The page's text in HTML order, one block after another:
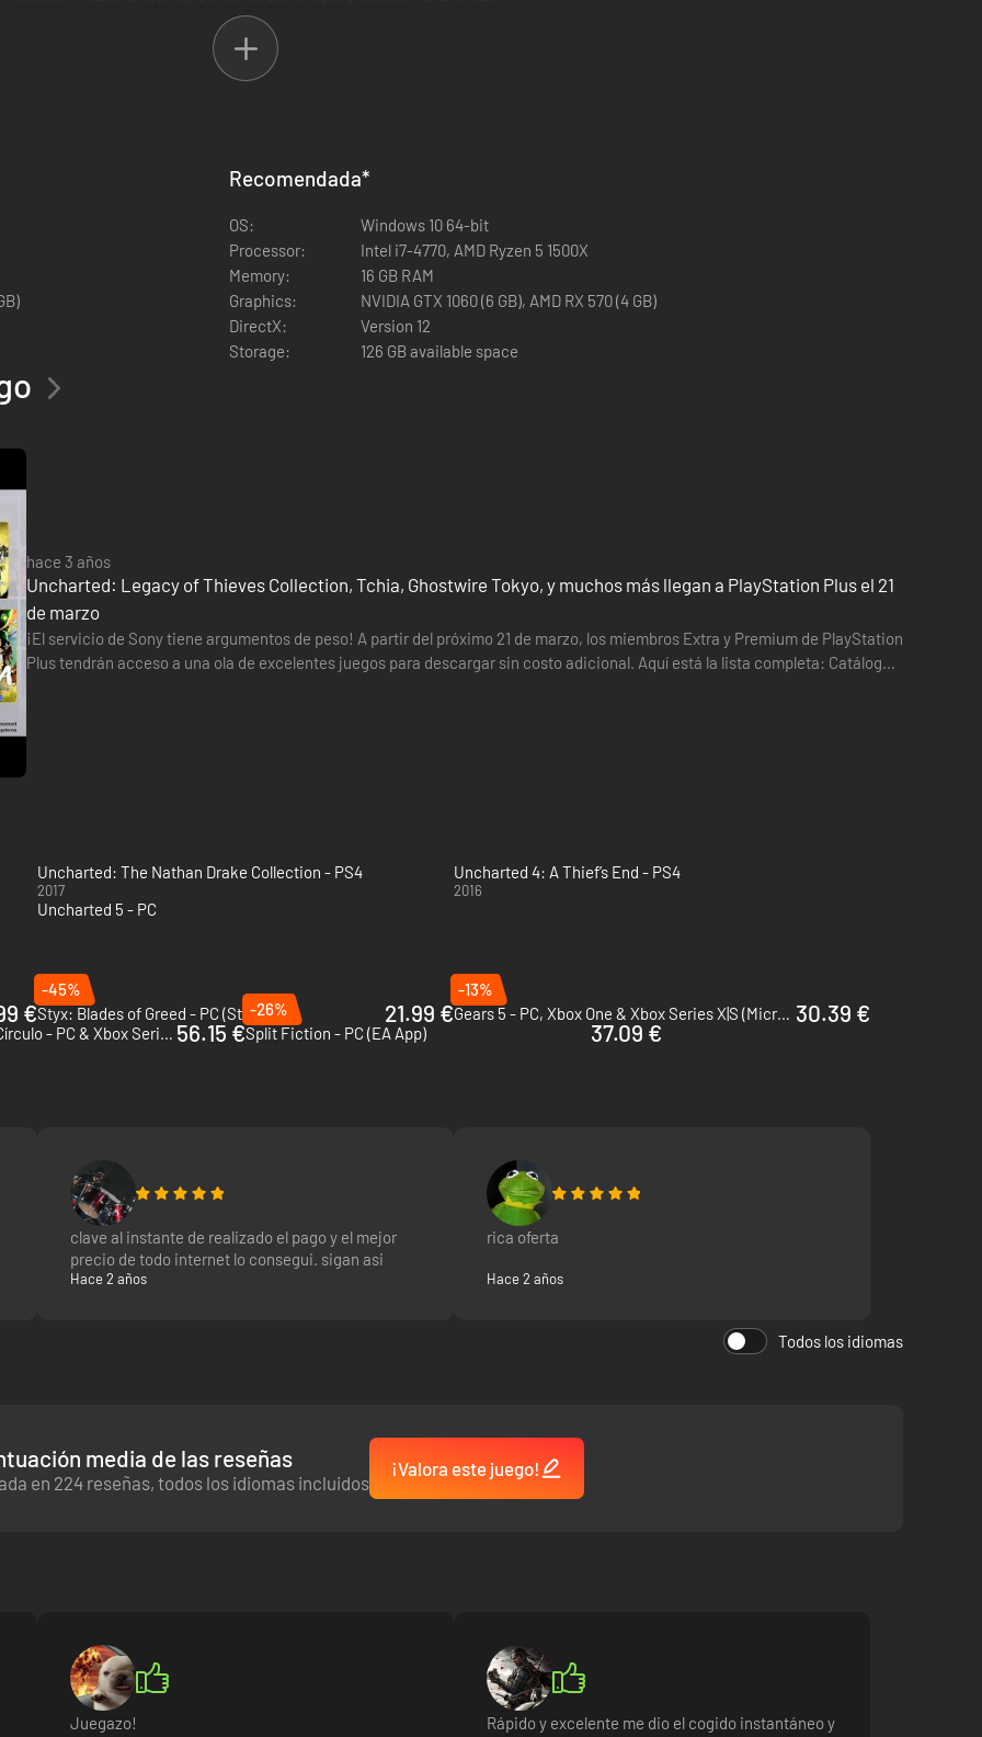
adaptativos del mando DualSense mediante conexión por cable al PC. Con reasignación completa de controles y
y una amplia gama de otros gamepads, así como teclado y ratón, podrás dejar tu huella en el mapa a tu manera.
la compatibilidad RGB para periféricos Razer Chroma y dispositivos compatibles con Chroma Link, así como para modelos
para PC, como una interfaz de usuario optimizada para las opciones del juego, interfaces rediseñadas, opciones de
también incluye opciones de compatibilidad de audio, funciones de pausa automática, compatibilidad con velocidad de
Nathan Drake se ve obligado a regresar al mundo de los ladrones. El destino llama a su puerta cuando Sam, su hermano
y detallados de la franquicia UNCHARTED.
intensidad de la galardonada narrativa de Naughty Dog.
del gancho de agarre crean secuencias de acción aún más dinámicas y emocionantes que en anteriores entregas de
de un despiadado señor de la guerra, Chloe Frazer se ve obligada a reclutar a la famosa mercenaria Nadie Ross y
la costa suroeste de la península india, con una exótica combinación de entornos urbanos, selváticos y ruinas antiguas.
con sistemas actualizados y mejoras, incluidos combates cinematográficos, exploración, desplazamientos por entornos
por Naughty Dog LLC. UNCHARTED es una marca comercial registrada o una marca comercial de Sony Interactive
Unidos y otros países.
Recomendada*
OS:
Windows 10 64-bit
Processor:
Intel i7-4770, AMD Ryzen 5 1500X
Memory:
16 GB RAM
Graphics:
NVIDIA GTX 1060 (6 GB), AMD RX 570 (4 GB)
DirectX:
Version 12
Storage:
126 GB available space
hace 3 años
Uncharted: Legacy of Thieves Collection, Tchia, Ghostwire Tokyo, y muchos más llegan a PlayStation Plus el 21
de marzo
¡El servicio de Sony tiene argumentos de peso! A partir del próximo 21 de marzo, los miembros Extra y Premium de PlayStation
Plus tendrán acceso a una ola de excelentes juegos para descargar sin costo adicional. Aquí está la lista completa: Catálogo
Uncharted: The Nathan Drake Collection - PS4
2017
Uncharted 4: A Thief’s End - PS4
2016
Uncharted 5 - PC
€
-45%
Styx: Blades of Greed - PC (Steam)
21.99 €
-13%
Gears 5 - PC, Xbox One & Xbox Series X|S (Microsoft Store) 30.39 €
Indiana Jones y el Gran Círculo - PC & Xbox Series X|S (Microsoft Store) 56.15 €
-26%
Split Fiction - PC (EA App)
37.09 €
clave al instante de realizado el pago y el mejor
precio de todo internet lo consegui. sigan asi
Hace 2 años
rica oferta
Hace 2 años
Todos los idiomas
media de las reseñas
en 224 reseñas, todos los idiomas incluidos
¡Valora este juego!
Juegazo! Rápido y excelente me dio el cogido instantáneo y